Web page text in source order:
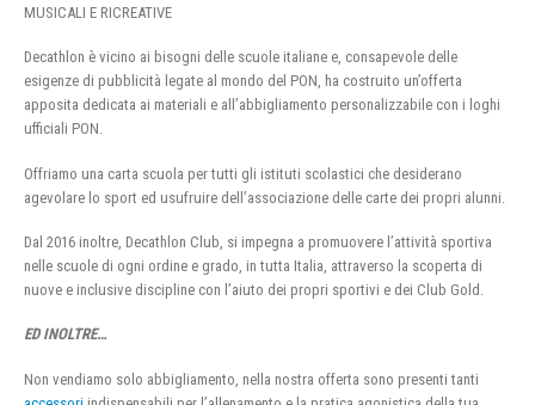
MUSICALI E RICREATIVE
Decathlon è vicino ai bisogni delle scuole italiane e, consapevole delle
esigenze di pubblicità legate al mondo del PON, ha costruito un’offerta
apposita dedicata ai materiali e all’abbigliamento personalizzabile con i loghi
ufficiali PON.
Offriamo una carta scuola per tutti gli istituti scolastici che desiderano
agevolare lo sport ed usufruire dell’associazione delle carte dei propri alunni.
Dal 2016 inoltre, Decathlon Club, si impegna a promuovere l’attività sportiva
nelle scuole di ogni ordine e grado, in tutta Italia, attraverso la scoperta di
nuove e inclusive discipline con l’aiuto dei propri sportivi e dei Club Gold.
ED INOLTRE…
Non vendiamo solo abbigliamento, nella nostra offerta sono presenti tanti